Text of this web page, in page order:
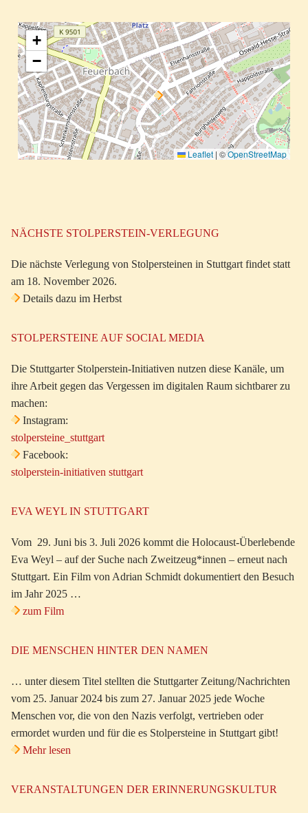
+
−
Leaflet | ©OpenStreetMap
NÄCHSTE STOLPERSTEIN-VERLEGUNG
Die nächste Verlegung von Stolpersteinen in Stuttgart findet statt
am 18. November 2026.
Details dazu im Herbst
STOLPERSTEINE AUF SOCIAL MEDIA
Die Stuttgarter Stolperstein-Initiativen nutzen diese Kanäle, um
ihre Arbeit gegen das Vergessen im digitalen Raum sichtbarer zu
machen:
Instagram:
stolpersteine_stuttgart
Facebook:
stolperstein-initiativen stuttgart
EVA WEYL IN STUTTGART
Vom 29. Juni bis 3. Juli 2026 kommt die Holocaust-Überlebende
Eva Weyl – auf der Suche nach Zweitzeug*innen – erneut nach
Stuttgart. Ein Film von Adrian Schmidt dokumentiert den Besuch
im Jahr 2025 …
zum Film
DIE MENSCHEN HINTER DEN NAMEN
… unter diesem Titel stellten die Stuttgarter Zeitung/Nachrichten
vom 25. Januar 2024 bis zum 27. Januar 2025 jede Woche
Menschen vor, die von den Nazis verfolgt, vertrieben oder
ermordet wurden und für die es Stolpersteine in Stuttgart gibt!
Mehr lesen
VERANSTALTUNGEN DER ERINNERUNGSKULTUR